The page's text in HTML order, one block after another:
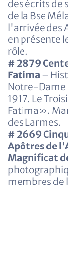
des écrits
de la Bse
l'arrivée des
en présente
rôle.
# 2879
Fatima –
Notre-Dame
1917. Le
Fatima».
des Larmes.
# 2669
Apôtres de
Magnificat
membres de